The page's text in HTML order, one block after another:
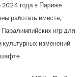
2024 года в Париже
работать вместе,
игр для
изменений